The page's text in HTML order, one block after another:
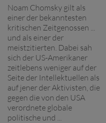
Noam Chomsky gilt als
einer der bekanntesten
kritischen Zeitgenossen ...
und als einer der
meistzitierten. Dabei sah
sich der US-Amerikaner
zeitlebens weniger auf der
Seite der Intellektuellen als
auf jener der Aktivisten, die
gegen die von den USA
verordnete globale
politische und ...